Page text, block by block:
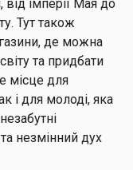
імперії Мая до
Тут також
де можна
та придбати
місце для
і для молоді, яка
незмінний дух